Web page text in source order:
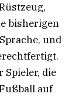
bisherigen
und
die
auf